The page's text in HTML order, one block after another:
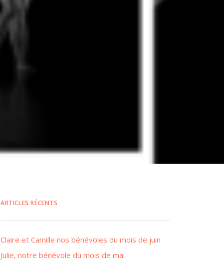
ARTICLES RÉCENTS
Claire et Camille nos bénévoles du mois de juin
Julie, notre bénévole du mois de mai